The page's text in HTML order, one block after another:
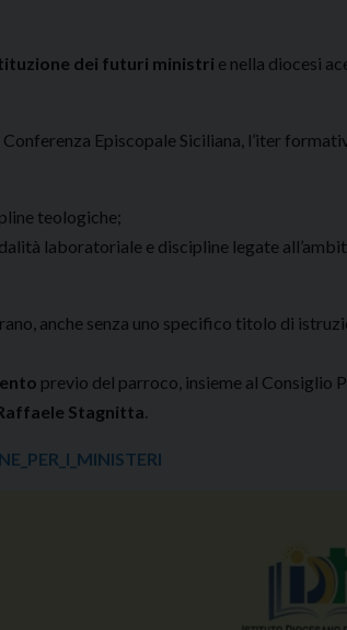
dei futuri ministri e nella diocesi
Episcopale Siciliana, l’iter
teologiche;
laboratoriale e discipline legate
anche senza uno specifico titolo di
previo del parroco, insieme al Consiglio
Stagnitta